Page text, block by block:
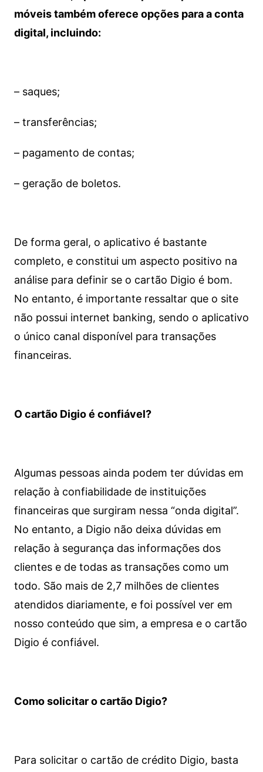
móveis também oferece opções para a conta
digital, incluindo:
– saques;
– transferências;
– pagamento de contas;
– geração de boletos.
De forma geral, o aplicativo é bastante
completo, e constitui um aspecto positivo na
análise para definir se o cartão Digio é bom.
No entanto, é importante ressaltar que o site
não possui internet banking, sendo o aplicativo
o único canal disponível para transações
financeiras.
O cartão Digio é confiável?
Algumas pessoas ainda podem ter dúvidas em
relação à confiabilidade de instituições
financeiras que surgiram nessa “onda digital”.
No entanto, a Digio não deixa dúvidas em
relação à segurança das informações dos
clientes e de todas as transações como um
todo. São mais de 2,7 milhões de clientes
atendidos diariamente, e foi possível ver em
nosso conteúdo que sim, a empresa e o cartão
Digio é confiável.
Como solicitar o cartão Digio?
Para solicitar o cartão de crédito Digio, basta